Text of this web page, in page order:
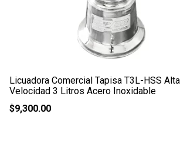
Licuadora Comercial Tapisa T3L-HSS Alta
Velocidad 3 Litros Acero Inoxidable
$9,300.00